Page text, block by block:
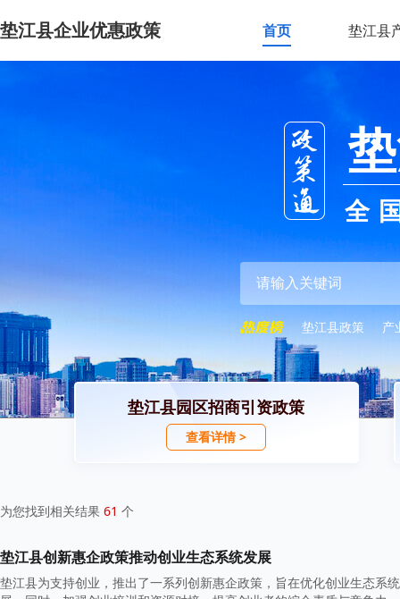
垫江县企业优惠政策 首页 垫江县
全
垫江县政策 产
垫江县园区招商引资政策
查看详情 >
为您找到相关结果 61 个
垫江县创新惠企政策推动创业生态系统发展
垫江县为支持创业，推出了一系列创新惠企政策，旨在优化创业生态系